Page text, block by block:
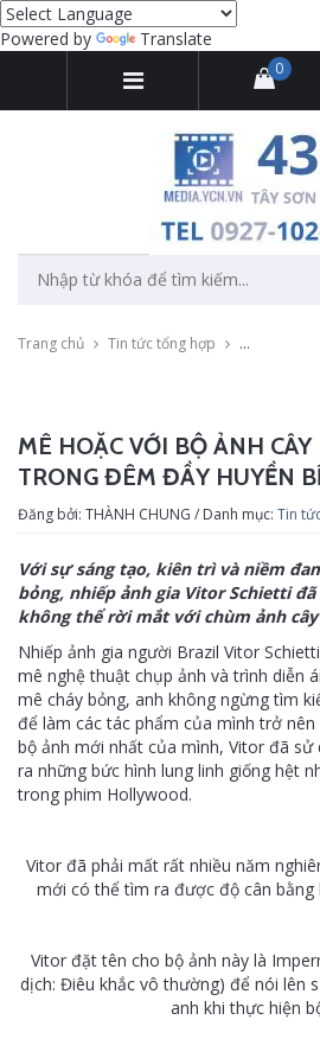
Powered by Translate
0
Trang chủ Tin tức tổng hợp Mê hoặc
MÊ HOẶC VỚI BỘ ẢNH CÂY
TRONG ĐÊM ĐẦY HUYỀN BÍ
Đăng bởi: THÀNH CHUNG / Danh mục: Tin
Với sự sáng tạo, kiên trì và niềm
bỏng, nhiếp ảnh gia Vitor Schietti
không thể rời mắt với chùm ảnh
Nhiếp ảnh gia người Brazil Vitor
mê nghệ thuật chụp ảnh và trình diễn
mê cháy bỏng, anh không ngừng tìm
để làm các tác phẩm của mình trở
bộ ảnh mới nhất của mình, Vitor đã
ra những bức hình lung linh giống hệt
trong phim Hollywood.
Vitor đã phải mất rất nhiều năm
mới có thể tìm ra được độ cân bằng
Vitor đặt tên cho bộ ảnh này là
dịch: Điêu khắc vô thường) để nói lên
anh khi thực hiện